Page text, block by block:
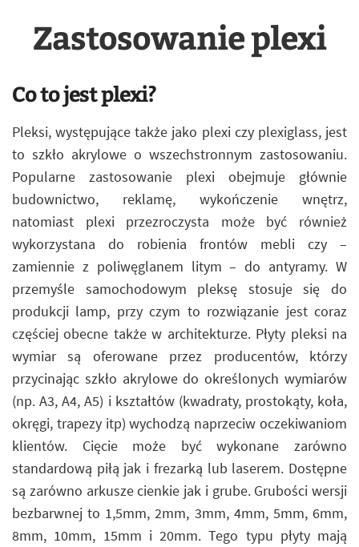
Zastosowanie plexi
Co to jest plexi?
Pleksi, występujące także jako plexi czy plexiglass, jest
to szkło akrylowe o wszechstronnym zastosowaniu.
Popularne zastosowanie plexi obejmuje głównie
budownictwo, reklamę, wykończenie wnętrz,
natomiast plexi przezroczysta może być również
wykorzystana do robienia frontów mebli czy –
zamiennie z poliwęglanem litym – do antyramy. W
przemyśle samochodowym pleksę stosuje się do
produkcji lamp, przy czym to rozwiązanie jest coraz
częściej obecne także w architekturze. Płyty pleksi na
wymiar są oferowane przez producentów, którzy
przycinając szkło akrylowe do określonych wymiarów
(np. A3, A4, A5) i kształtów (kwadraty, prostokąty, koła,
okręgi, trapezy itp) wychodzą naprzeciw oczekiwaniom
klientów. Cięcie może być wykonane zarówno
standardową piłą jak i frezarką lub laserem. Dostępne
są zarówno arkusze cienkie jak i grube. Grubości wersji
bezbarwnej to 1,5mm, 2mm, 3mm, 4mm, 5mm, 6mm,
8mm, 10mm, 15mm i 20mm. Tego typu płyty mają